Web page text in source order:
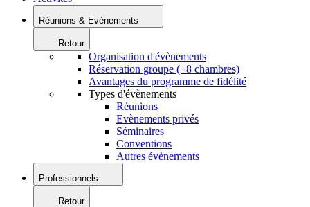
Réunions & Evénements
Retour
Organisation d'évènements
Réservation groupe (+8 chambres)
Avantages du programme de fidélité
Types d'évènements
Réunions
Evènements privés
Séminaires
Conventions
Autres évènements
Professionnels
Retour